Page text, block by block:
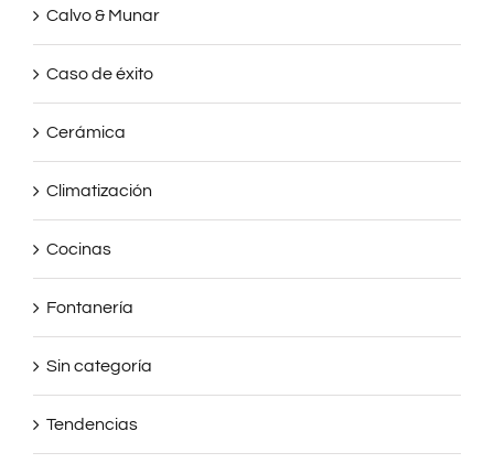
Calvo & Munar
Caso de éxito
Cerámica
Climatización
Cocinas
Fontanería
Sin categoría
Tendencias